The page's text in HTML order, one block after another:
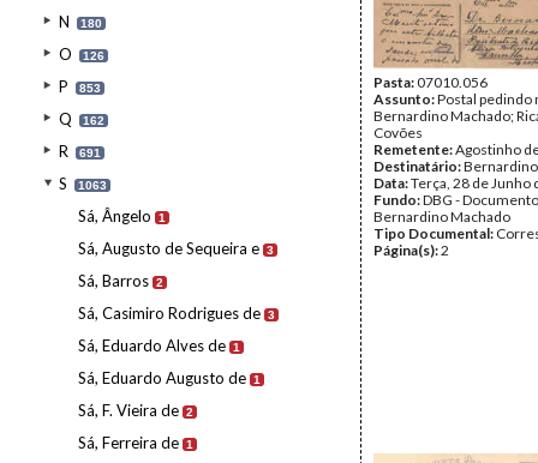
N 180
O 126
P 853
Q 162
R 691
S 1063
Sá, Ângelo 1
Sá, Augusto de Sequeira e 3
Sá, Barros 2
Sá, Casimiro Rodrigues de 3
Sá, Eduardo Alves de 1
Sá, Eduardo Augusto de 1
Sá, F. Vieira de 2
Sá, Ferreira de 1
Pasta:07010.056
Assunto:Postal pedindo
Bernardino Machado;
Covões
Remetente:Agostinho
Destinatário:
Data:Terça, 28 de Junho
Fundo:DBG -
Bernardino Machado
Tipo Documental:
Página(s):2